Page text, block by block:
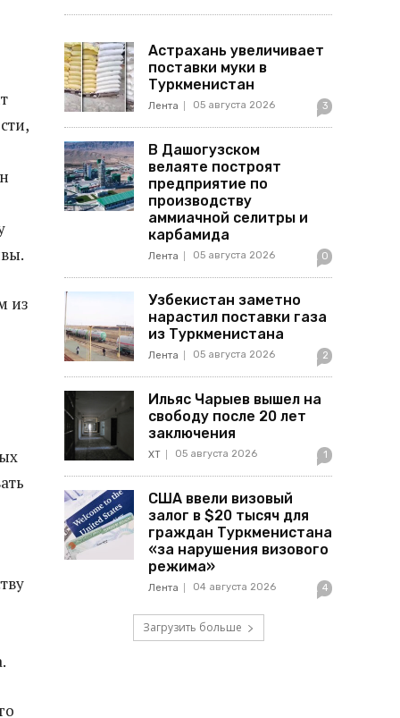
из
Астрахань увеличивает
поставки муки в
Туркменистан
Лента 05 августа 2026 3
В Дашогузском
велаяте построят
предприятие по
производству
аммиачной селитры и
карбамида
Лента 05 августа 2026 0
Узбекистан заметно
нарастил поставки газа
из Туркменистана
Лента 05 августа 2026 2
Ильяс Чарыев вышел на
свободу после 20 лет
заключения
ХТ 05 августа 2026 1
США ввели визовый
залог в $20 тысяч для
граждан Туркменистана
«за нарушения визового
режима»
Лента 04 августа 2026 4
Загрузить больше